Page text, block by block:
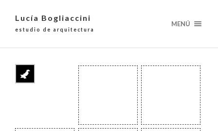
Lucía Bogliaccini
estudio de arquitectura
MENÚ